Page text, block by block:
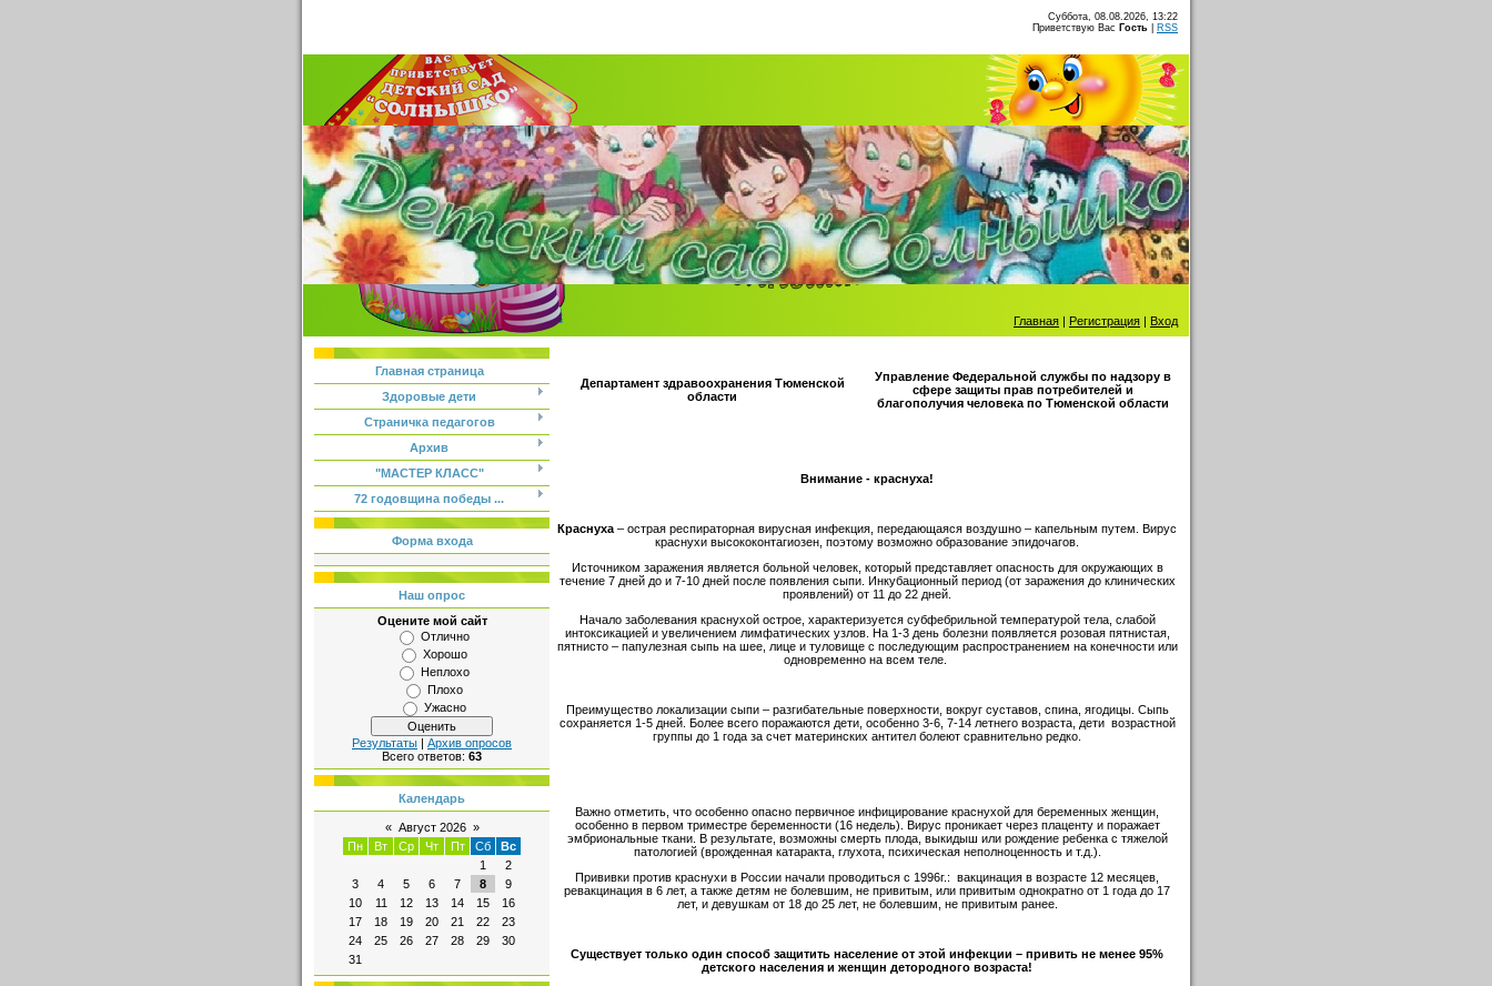
Суббота, 08.08.2026, 13:22
Приветствую Вас Гость RSS
Главная | Регистрация | Вход
Главная страница
Здоровые дети
Страничка педагогов
Архив
"МАСТЕР КЛАСС"
72 годовщина победы ...
Форма входа
Наш опрос
Оцените мой сайт
Отлично
Хорошо
Неплохо
Плохо
Ужасно
Результаты | Архив опросов
Всего ответов: 63
Календарь
« Август 2026 »
Пн
Вт Ср Чт Пт Сб
Вс
1
2
3
4 5 6 7 8
9
10
11 12 13 14 15
16
17
18 19 20 21 22
23
24
25 26 27 28 29
30
31
Департамент здравоохранения Тюменской
области
Управление Федеральной службы по надзору в
сфере защиты прав потребителей и
благополучия человека по Тюменской области
Внимание - краснуха!
Краснуха – острая респираторная вирусная инфекция, передающаяся воздушно – капельным путем. Вирус
краснухи высококонтагиозен, поэтому возможно образование эпидочагов.
Источником заражения является больной человек, который представляет опасность для окружающих в
течение 7 дней до и 7-10 дней после появления сыпи. Инкубационный период (от заражения до клинических
проявлений) от 11 до 22 дней.
Начало заболевания краснухой острое, характеризуется субфебрильной температурой тела, слабой
интоксикацией и увеличением лимфатических узлов. На 1-3 день болезни появляется розовая пятнистая,
пятнисто – папулезная сыпь на шее, лице и туловище с последующим распространением на конечности или
одновременно на всем теле.
Преимущество локализации сыпи – разгибательные поверхности, вокруг суставов, спина, ягодицы. Сыпь
сохраняется 1-5 дней. Более всего поражаются дети, особенно 3-6, 7-14 летнего возраста, дети возрастной
группы до 1 года за счет материнских антител болеют сравнительно редко.
Важно отметить, что особенно опасно первичное инфицирование краснухой для беременных женщин,
особенно в первом триместре беременности (16 недель). Вирус проникает через плаценту и поражает
эмбриональные ткани. В результате, возможны смерть плода, выкидыш или рождение ребенка с тяжелой
патологией (врожденная катаракта, глухота, психическая неполноценность и т.д.).
Прививки против краснухи в России начали проводиться с 1996г.: вакцинация в возрасте 12 месяцев,
ревакцинация в 6 лет, а также детям не болевшим, не привитым, или привитым однократно от 1 года до 17
лет, и девушкам от 18 до 25 лет, не болевшим, не привитым ранее.
Существует только один способ защитить население от этой инфекции – привить не менее 95%
детского населения и женщин детородного возраста!